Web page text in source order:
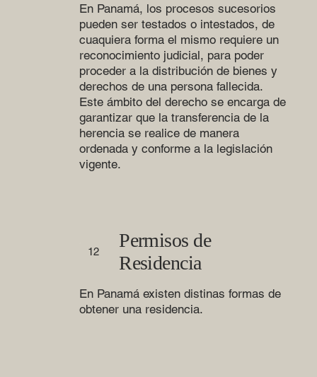
En Panamá, los procesos sucesorios
pueden ser testados o intestados, de
cuaquiera forma el mismo requiere un
reconocimiento judicial, para poder
proceder a la distribución de bienes y
derechos de una persona fallecida.
Este ámbito del derecho se encarga de
garantizar que la transferencia de la
herencia se realice de manera
ordenada y conforme a la legislación
vigente.
12
Permisos de
Residencia
En Panamá existen distinas formas de
obtener una residencia.